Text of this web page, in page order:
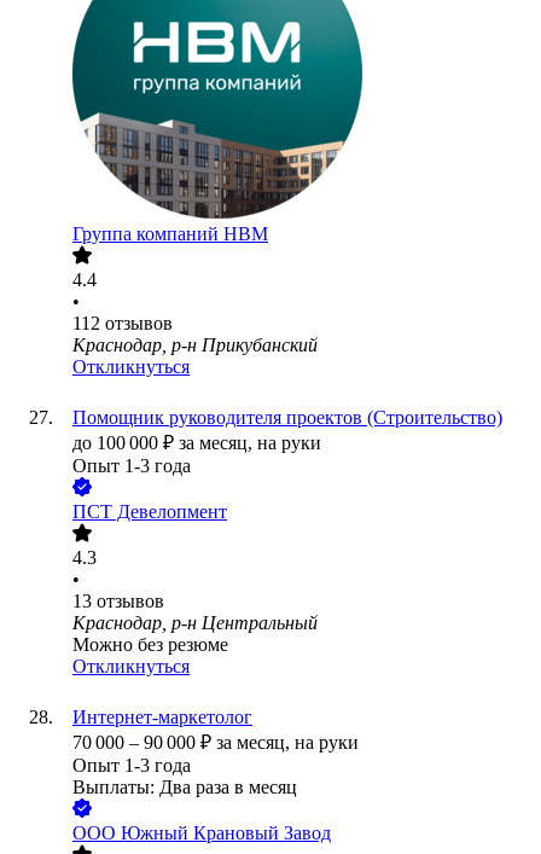
Группа компаний НВМ
4.4
•
112 отзывов
Краснодар, р-н Прикубанский
Откликнуться
Помощник руководителя проектов (Строительство)
до 100 000 ₽ за месяц, на руки
Опыт 1-3 года
ПСТ Девелопмент
4.3
•
13 отзывов
Краснодар, р-н Центральный
Можно без резюме
Откликнуться
Интернет-маркетолог
70 000 – 90 000 ₽ за месяц, на руки
Опыт 1-3 года
Выплаты: Два раза в месяц
ООО Южный Крановый Завод